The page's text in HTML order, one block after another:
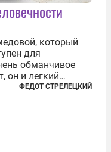
который
для
обманчивое
он и легкий
—
рассказов,
ФЕДОТ СТРЕЛЕЦКИЙ